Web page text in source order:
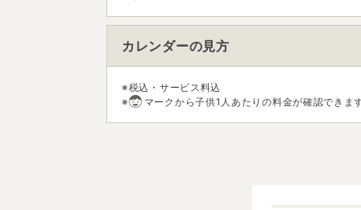
カレンダーの見方
※税込・サービス料込
※
マークから子供1人あたりの料金が確認できま